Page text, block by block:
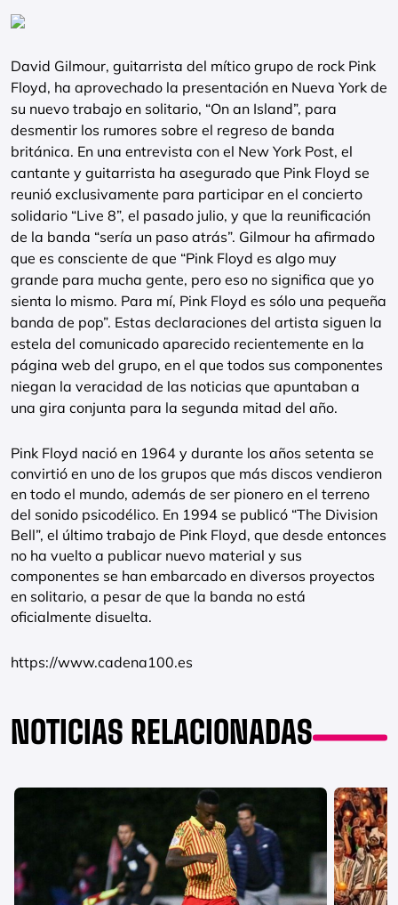
David Gilmour, guitarrista del mítico grupo de rock Pink
Floyd, ha aprovechado la presentación en Nueva York de
su nuevo trabajo en solitario, “On an Island”, para
desmentir los rumores sobre el regreso de banda
británica. En una entrevista con el New York Post, el
cantante y guitarrista ha asegurado que Pink Floyd se
reunió exclusivamente para participar en el concierto
solidario “Live 8”, el pasado julio, y que la reunificación
de la banda “sería un paso atrás”. Gilmour ha afirmado
que es consciente de que “Pink Floyd es algo muy
grande para mucha gente, pero eso no significa que yo
sienta lo mismo. Para mí, Pink Floyd es sólo una pequeña
banda de pop”. Estas declaraciones del artista siguen la
estela del comunicado aparecido recientemente en la
página web del grupo, en el que todos sus componentes
niegan la veracidad de las noticias que apuntaban a
una gira conjunta para la segunda mitad del año.
Pink Floyd nació en 1964 y durante los años setenta se
convirtió en uno de los grupos que más discos vendieron
en todo el mundo, además de ser pionero en el terreno
del sonido psicodélico. En 1994 se publicó “The Division
Bell”, el último trabajo de Pink Floyd, que desde entonces
no ha vuelto a publicar nuevo material y sus
componentes se han embarcado en diversos proyectos
en solitario, a pesar de que la banda no está
oficialmente disuelta.
https://www.cadena100.es
NOTICIAS RELACIONADAS